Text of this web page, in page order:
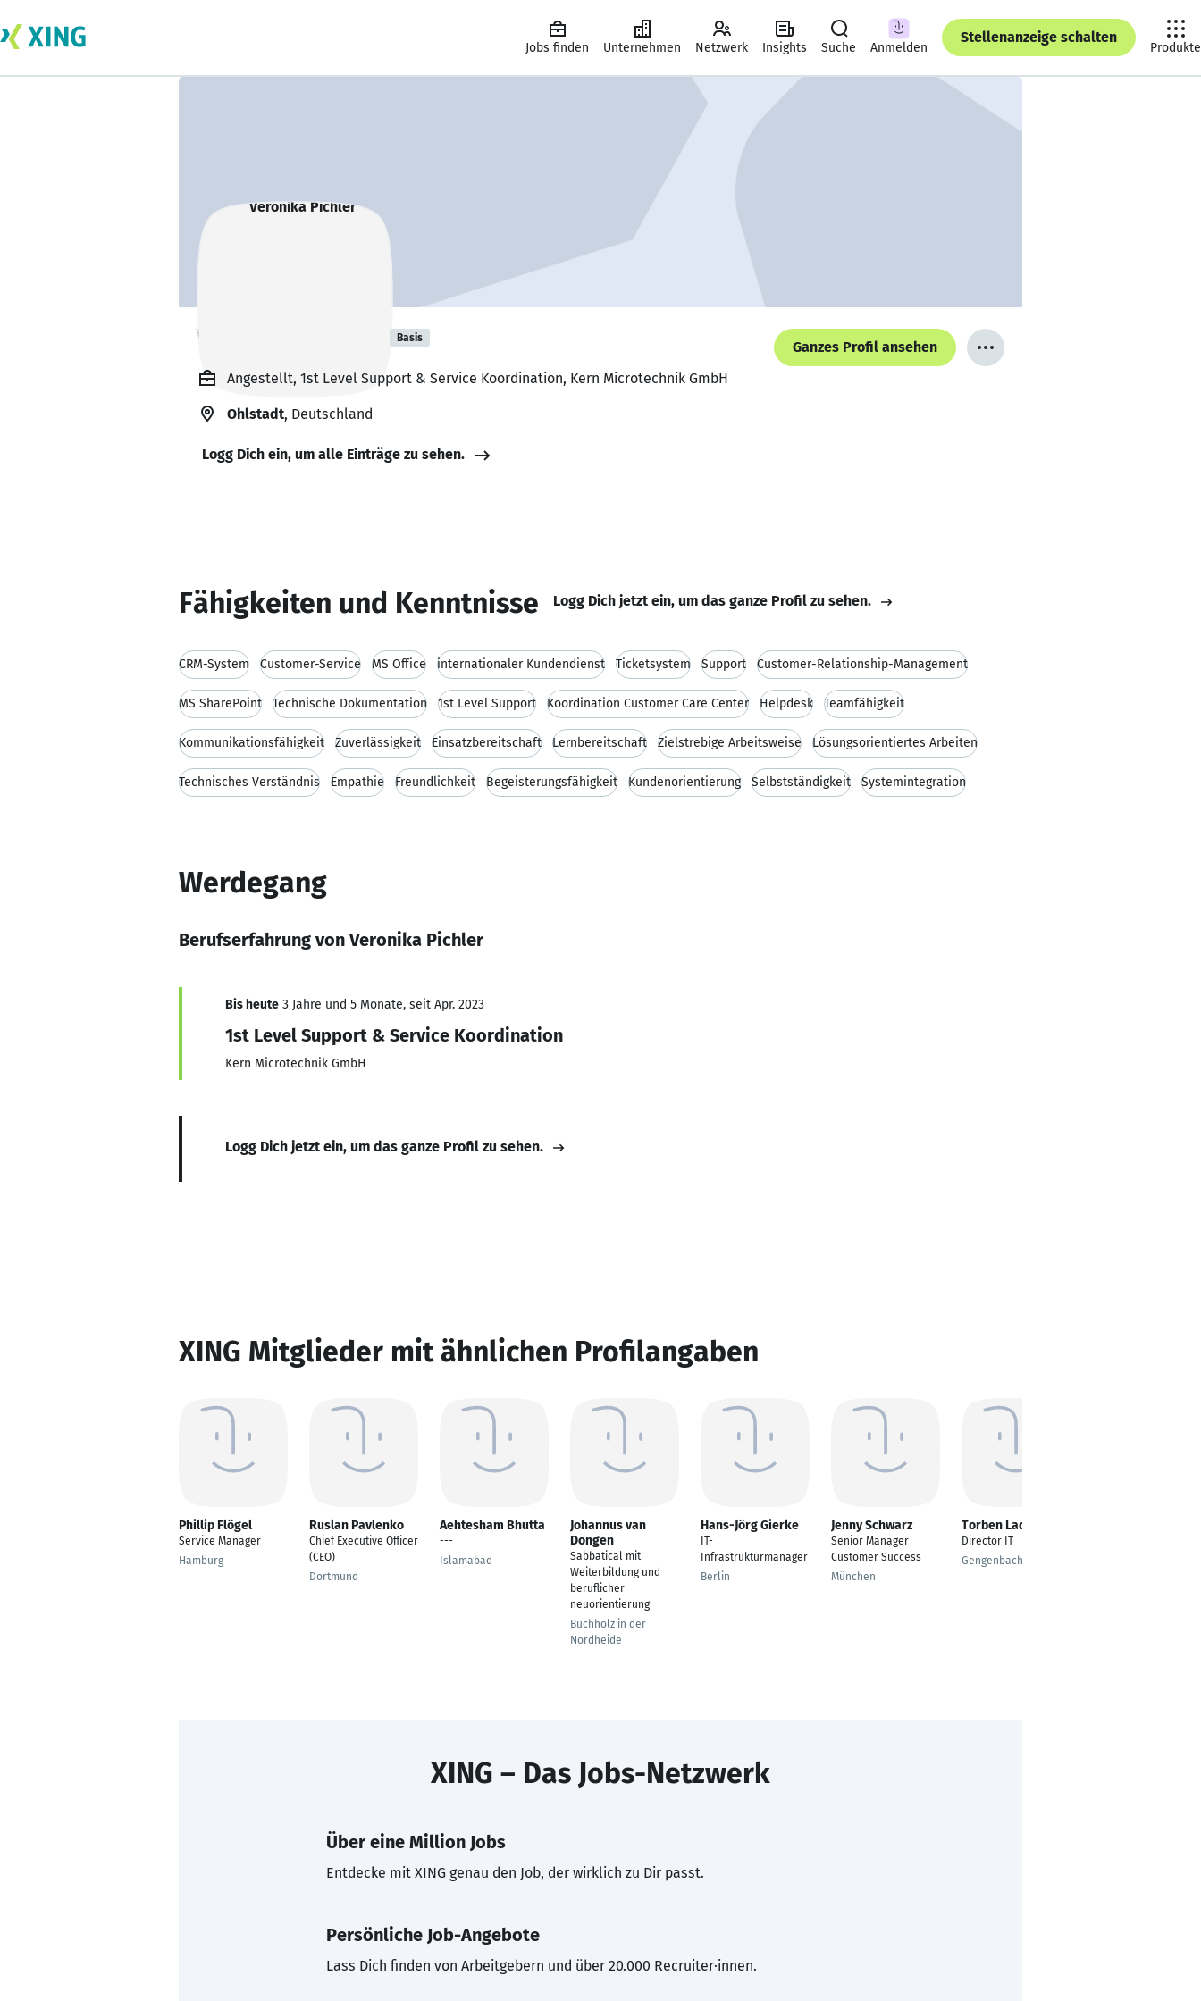
Jobs finden Unternehmen Netzwerk Insights Suche Anmelden
Stellenanzeige schalten
Produkte
Veronika Pichler Basis
Ganzes Profil ansehen
Angestellt, 1st Level Support & Service Koordination, Kern Microtechnik GmbH
Ohlstadt, Deutschland
Logg Dich ein, um alle Einträge zu sehen.
Fähigkeiten und Kenntnisse Logg Dich jetzt ein, um das ganze Profil zu sehen.
CRM-System Customer-Service MS Office internationaler Kundendienst Ticketsystem Support Customer-Relationship-Management
MS SharePoint Technische Dokumentation 1st Level Support Koordination Customer Care Center Helpdesk Teamfähigkeit
Kommunikationsfähigkeit Zuverlässigkeit Einsatzbereitschaft Lernbereitschaft Zielstrebige Arbeitsweise Lösungsorientiertes Arbeiten
Technisches Verständnis Empathie Freundlichkeit Begeisterungsfähigkeit Kundenorientierung Selbstständigkeit Systemintegration
Werdegang
Berufserfahrung von Veronika Pichler
Bis heute 3 Jahre und 5 Monate, seit Apr. 2023
1st Level Support & Service Koordination
Kern Microtechnik GmbH
Logg Dich jetzt ein, um das ganze Profil zu sehen.
XING Mitglieder mit ähnlichen Profilangaben
Phillip Flögel
Service Manager
Hamburg
Ruslan Pavlenko
Chief Executive Officer
(CEO)
Dortmund
Aehtesham Bhutta
---
Islamabad
Johannus van
Dongen
Sabbatical mit
Weiterbildung und
beruflicher
neuorientierung
Buchholz in der
Nordheide
Hans-Jörg Gierke
IT-
Infrastrukturmanager
Berlin
Jenny Schwarz
Senior Manager
Customer Success
München
Torben Lachmann
Director IT
Gengenbach
XING – Das Jobs-Netzwerk
Über eine Million Jobs
Entdecke mit XING genau den Job, der wirklich zu Dir passt.
Persönliche Job-Angebote
Lass Dich finden von Arbeitgebern und über 20.000 Recruiter·innen.